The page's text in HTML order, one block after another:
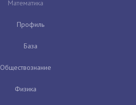
Математика
Профиль
База
Обществознание
Физика